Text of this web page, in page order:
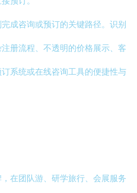
成咨询或预订的关键路径。识别
册流程、不透明的价格展示、客
系统或在线咨询工具的便捷性与
在团队游、研学旅行、会展服务